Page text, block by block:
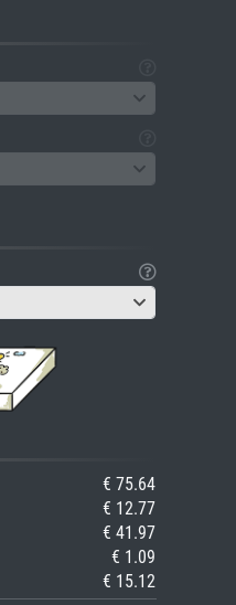
€ 75.64
€ 12.77
€ 41.97
€ 1.09
€ 15.12